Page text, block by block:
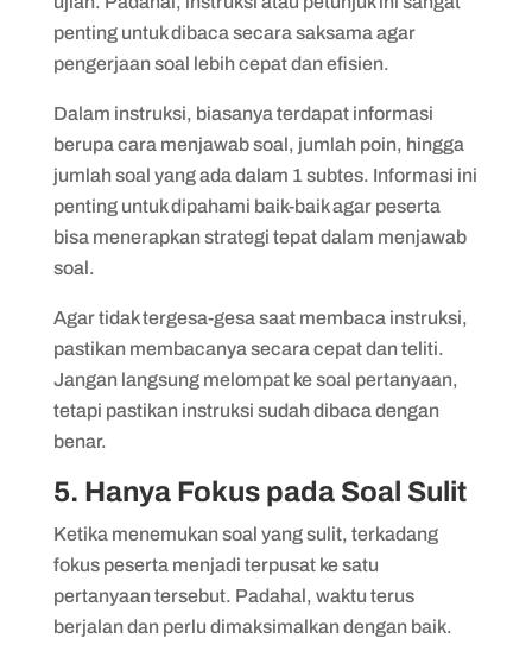
penting untuk dibaca secara saksama agar
pengerjaan soal lebih cepat dan efisien.
Dalam instruksi, biasanya terdapat informasi
berupa cara menjawab soal, jumlah poin, hingga
jumlah soal yang ada dalam 1 subtes. Informasi ini
penting untuk dipahami baik-baik agar peserta
bisa menerapkan strategi tepat dalam menjawab
soal.
Agar tidak tergesa-gesa saat membaca instruksi,
pastikan membacanya secara cepat dan teliti.
Jangan langsung melompat ke soal pertanyaan,
tetapi pastikan instruksi sudah dibaca dengan
benar.
5. Hanya Fokus pada Soal Sulit
Ketika menemukan soal yang sulit, terkadang
fokus peserta menjadi terpusat ke satu
pertanyaan tersebut. Padahal, waktu terus
berjalan dan perlu dimaksimalkan dengan baik.